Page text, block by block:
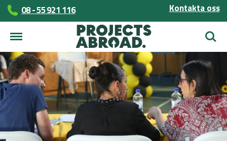
08 - 55 921 116 Kontakta oss
Sök